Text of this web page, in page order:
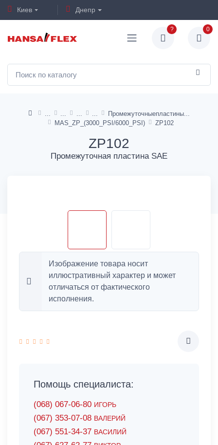
Киев Днепр
? 0
Промежуточныепластины
MAS_ZP_(3000_PSI/6000_PSI)
ZP102
ZP102
Промежуточная пластина SAE
Изображение товара носит
иллюстративный характер и может
отличаться от фактического
исполнения.
Помощь специалиста:
(068) 067-06-80 ИГОРЬ
(067) 353-07-08 ВАЛЕРИЙ
(067) 551-34-37 ВАСИЛИЙ